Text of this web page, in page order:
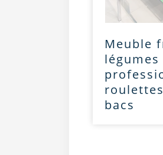
Meuble
légumes
bacs